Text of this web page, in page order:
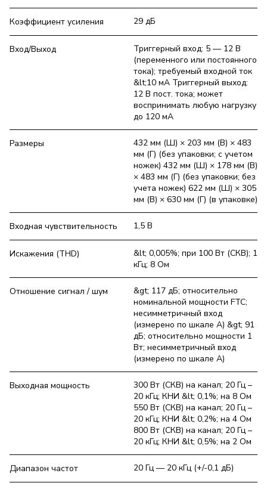
Коэффициент усиления 29 дБ
Вход/Выход
Триггерный вход: 5 — 12 В
(переменного или постоянного
тока); требуемый входной ток
&lt;10 мA Триггерный выход:
12 В пост. тока; может
воспринимать любую нагрузку
до 120 мА
Размеры
432 мм (Ш) × 203 мм (В) × 483
мм (Г) (без упаковки; с учетом
ножек) 432 мм (Ш) × 178 мм (В)
× 483 мм (Г) (без упаковки; без
учета ножек) 622 мм (Ш) × 305
мм (В) × 630 мм (Г) (в упаковке)
Входная чувствительность 1,5 В
Искажения (THD)
&lt; 0,005%; при 100 Вт (СКВ); 1
кГц; 8 Ом
Отношение сигнал / шум
&gt; 117 дБ; относительно
номинальной мощности FTC;
несимметричный вход
(измерено по шкале А) &gt; 91
дБ; относительно мощности 1
Вт; несимметричный вход
(измерено по шкале А)
Выходная мощность
300 Вт (СКВ) на канал; 20 Гц –
20 кГц; КНИ &lt; 0,1%; на 8 Ом
550 Вт (СКВ) на канал; 20 Гц –
20 кГц; КНИ &lt; 0,2%; на 4 Ом
800 Вт (СКВ) на канал; 20 Гц –
20 кГц; КНИ &lt; 0,5%; на 2 Ом
Диапазон частот 20 Гц — 20 кГц (+/-0,1 дБ)